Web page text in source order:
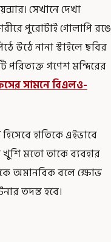
সেখানে দেখা
পুরোটাই গোলাপি রঙে
উঠে নানা স্টাইলে ছবির
পরিত্যক্ত গণেশ মন্দিরের
সামনে বিএলও-
হাতিকে এইভাবে
খুশি মতো তাকে ব্যবহার
অমানবিক বলে ক্ষোভ
তদন্ত হবে।